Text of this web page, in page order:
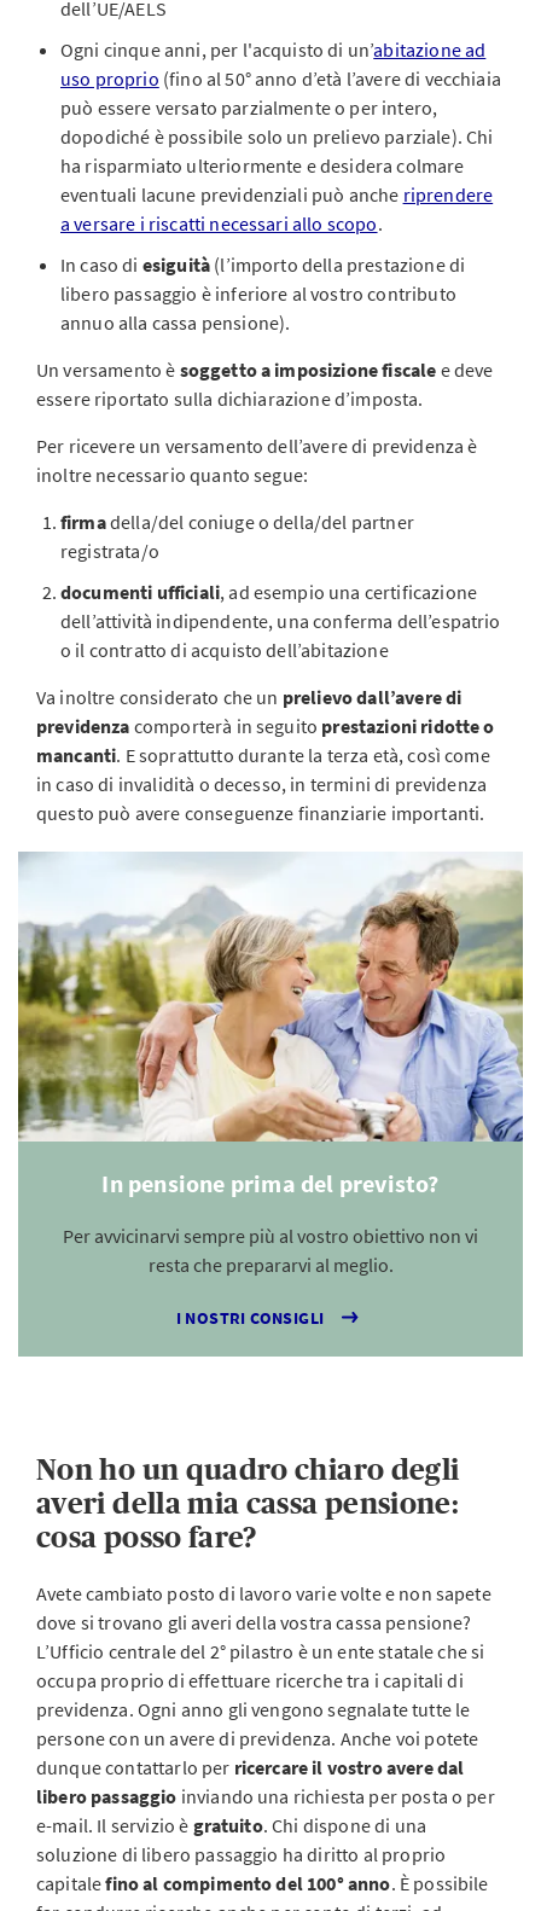
dell’UE/AELS
Ogni cinque anni, per l'acquisto di un’abitazione ad
uso proprio (fino al 50° anno d’età l’avere di vecchiaia
può essere versato parzialmente o per intero,
dopodiché è possibile solo un prelievo parziale). Chi
ha risparmiato ulteriormente e desidera colmare
eventuali lacune previdenziali può anche riprendere
a versare i riscatti necessari allo scopo.
In caso di esiguità (l’importo della prestazione di
libero passaggio è inferiore al vostro contributo
annuo alla cassa pensione).
Un versamento è soggetto a imposizione fiscale e deve
essere riportato sulla dichiarazione d’imposta.
Per ricevere un versamento dell’avere di previdenza è
inoltre necessario quanto segue:
firmadella/del coniuge o della/del partner
registrata/o
documenti ufficiali, ad esempio una certificazione
dell’attività indipendente, una conferma dell’espatrio
o il contratto di acquisto dell’abitazione
Va inoltre considerato che un prelievo dall’avere di
previdenza comporterà in seguito prestazioni ridotte o
mancanti. E soprattutto durante la terza età, così come
in caso di invalidità o decesso, in termini di previdenza
questo può avere conseguenze finanziarie importanti.
In pensione prima del previsto?
Per avvicinarvi sempre più al vostro obiettivo non vi
resta che prepararvi al meglio.
I NOSTRI CONSIGLI
Non ho un quadro chiaro degli
averi della mia cassa pensione:
cosa posso fare?
Avete cambiato posto di lavoro varie volte e non sapete
dove si trovano gli averi della vostra cassa pensione?
L’Ufficio centrale del 2° pilastro è un ente statale che si
occupa proprio di effettuare ricerche tra i capitali di
previdenza. Ogni anno gli vengono segnalate tutte le
persone con un avere di previdenza. Anche voi potete
dunque contattarlo per ricercare il vostro avere dal
libero passaggio inviando una richiesta per posta o per
e-mail. Il servizio è gratuito. Chi dispone di una
soluzione di libero passaggio ha diritto al proprio
capitalefino al compimento del 100° anno. È possibile